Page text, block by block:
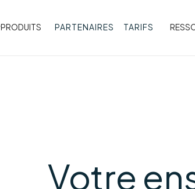
PRODUITS PARTENAIRES TARIFS
Votre